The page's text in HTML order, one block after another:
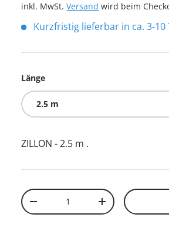
inkl. MwSt.Versand wird beim
Kurzfristig lieferbar in ca. 3-10
Länge
2.5 m
ZILLON - 2.5 m .
Anzahl
-
+